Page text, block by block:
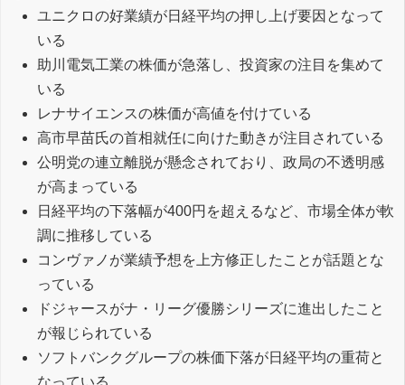
ユニクロの好業績が日経平均の押し上げ要因となって
いる
助川電気工業の株価が急落し、投資家の注目を集めて
いる
レナサイエンスの株価が高値を付けている
高市早苗氏の首相就任に向けた動きが注目されている
公明党の連立離脱が懸念されており、政局の不透明感
が高まっている
日経平均の下落幅が400円を超えるなど、市場全体が軟
調に推移している
コンヴァノが業績予想を上方修正したことが話題とな
っている
ドジャースがナ・リーグ優勝シリーズに進出したこと
が報じられている
ソフトバンクグループの株価下落が日経平均の重荷と
なっている